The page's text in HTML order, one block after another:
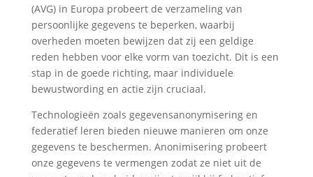
(AVG) in Europa probeert de verzameling van
persoonlijke gegevens te beperken, waarbij
overheden moeten bewijzen dat zij een geldige
reden hebben voor elke vorm van toezicht. Dit is een
stap in de goede richting, maar individuele
bewustwording en actie zijn cruciaal.
Technologieën zoals gegevensanonymisering en
federatief leren bieden nieuwe manieren om onze
gegevens te beschermen. Anonimisering probeert
onze gegevens te vermengen zodat ze niet uit de